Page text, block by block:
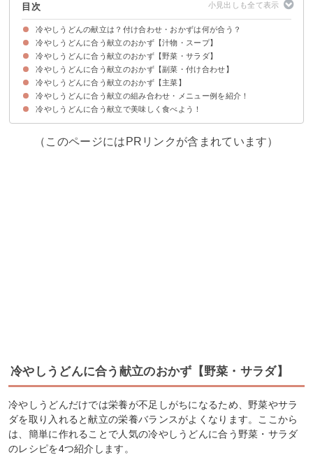
目次
冷やしうどんの献立は？付け合わせ・おかずは何が合う？
冷やしうどんに合う献立のおかず【汁物・スープ】
①かきたま汁
②豚汁
③みょうがの冷製スープ
冷やしうどんに合う献立のおかず【野菜・サラダ】
①温野菜
②ポテトサラダ
③トマトとアボカドのサラダ
④ごぼうサラダ
冷やしうどんに合う献立のおかず【副菜・付け合わせ】
①もやしのナムル
②小松菜のからし和え
③浅漬け
冷やしうどんに合う献立のおかず【主菜】
①天ぷら
②生姜焼き
③照り焼きチキン
冷やしうどんに合う献立の組み合わせ・メニュー例を紹介！
献立メニュー例①
献立メニュー例②
献立メニュー例③
冷やしうどんに合う献立で美味しく食べよう！
（このページにはPRリンクが含まれています）
冷やしうどんに合う献立のおかず【野菜・サラダ】
冷やしうどんだけでは栄養が不足しがちになるため、野菜やサラ
ダを取り入れると献立の栄養バランスがよくなります。ここから
は、簡単に作れることで人気の冷やしうどんに合う野菜・サラダ
のレシピを4つ紹介します。